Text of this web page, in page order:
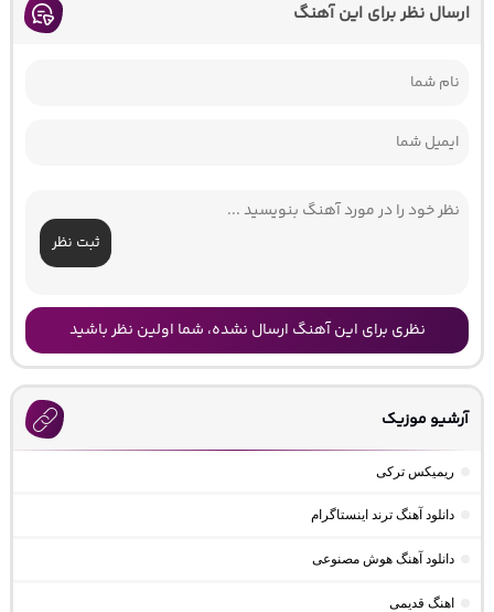
ارسال نظر برای این آهنگ
ثبت نظر
نظری برای این آهنگ ارسال نشده، شما اولین نظر باشید
آرشیو موزیک
ریمیکس ترکی
دانلود آهنگ ترند اینستاگرام
دانلود آهنگ هوش مصنوعی
اهنگ قدیمی